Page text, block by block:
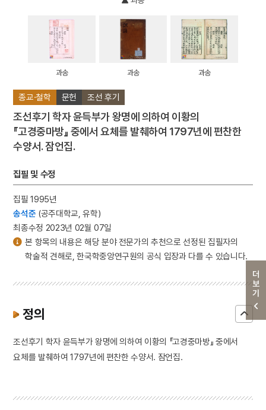
더보기
종교·철학 문헌 조선 후기
조선후기 학자 윤득부가 왕명에 의하여 이황의
『고경중마방』 중에서 요체를 발췌하여 1797년에 편찬한
수양서. 잠언집.
집필 및 수정
집필 1995년
송석준 (공주대학교, 유학)
최종수정 2023년 02월 07일
과송 과송 과송
본 항목의 내용은 해당 분야 전문가의 추천으로 선정된 집필자의
학술적 견해로, 한국학중앙연구원의 공식 입장과 다를 수 있습니다.
정의
조선후기 학자 윤득부가 왕명에 의하여 이황의 『고경중마방』 중에서
요체를 발췌하여 1797년에 편찬한 수양서. 잠언집.